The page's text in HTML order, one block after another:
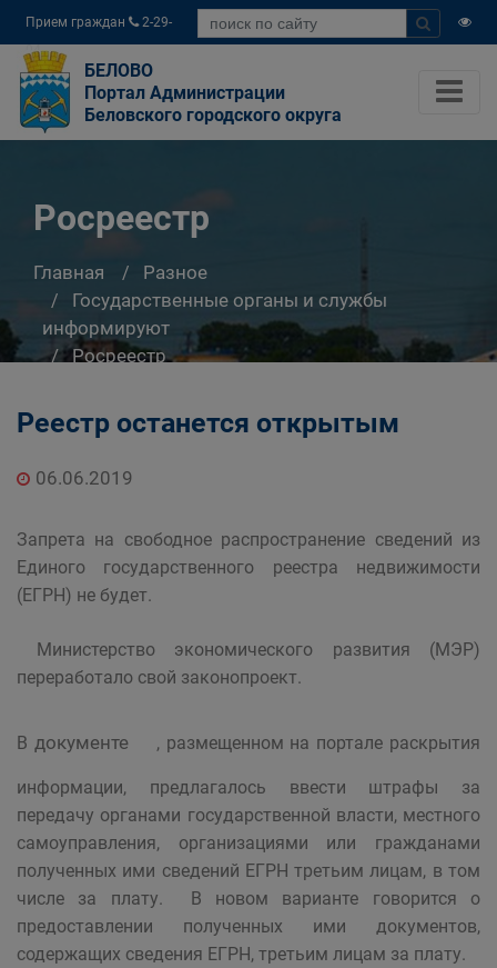
Прием граждан
2-29-
04
БЕЛОВО
Портал Администрации
Беловского городского округа
Росреестр
Главная
Разное
Государственные органы и службы
информируют
Росреестр
Реестр останется открытым
06.06.2019
Запрета на свободное распространение сведений из
Единого государственного реестра недвижимости
(EГРН) не будет.
Министерство экономического развития (МЭР)
переработало свой законопроект.
В документе , размещенном на портале раскрытия
информации, предлагалось ввести штрафы за
передачу органами государственной власти, местного
самоуправления, организациями или гражданами
полученных ими сведений EГРН третьим лицам, в том
числе за плату. В новом варианте говорится о
предоставлении полученных ими документов,
содержащих сведения EГРН, третьим лицам за плату.